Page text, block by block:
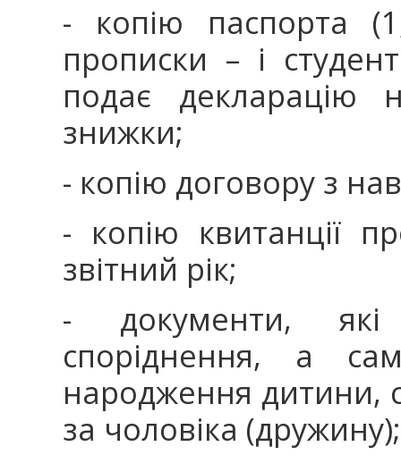
- копію паспорта
прописки – і
подає декларацію
знижки;
- копію договору з
- копію квитанції
звітний рік;
- документи, які
споріднення, а
народження дитини,
за чоловіка